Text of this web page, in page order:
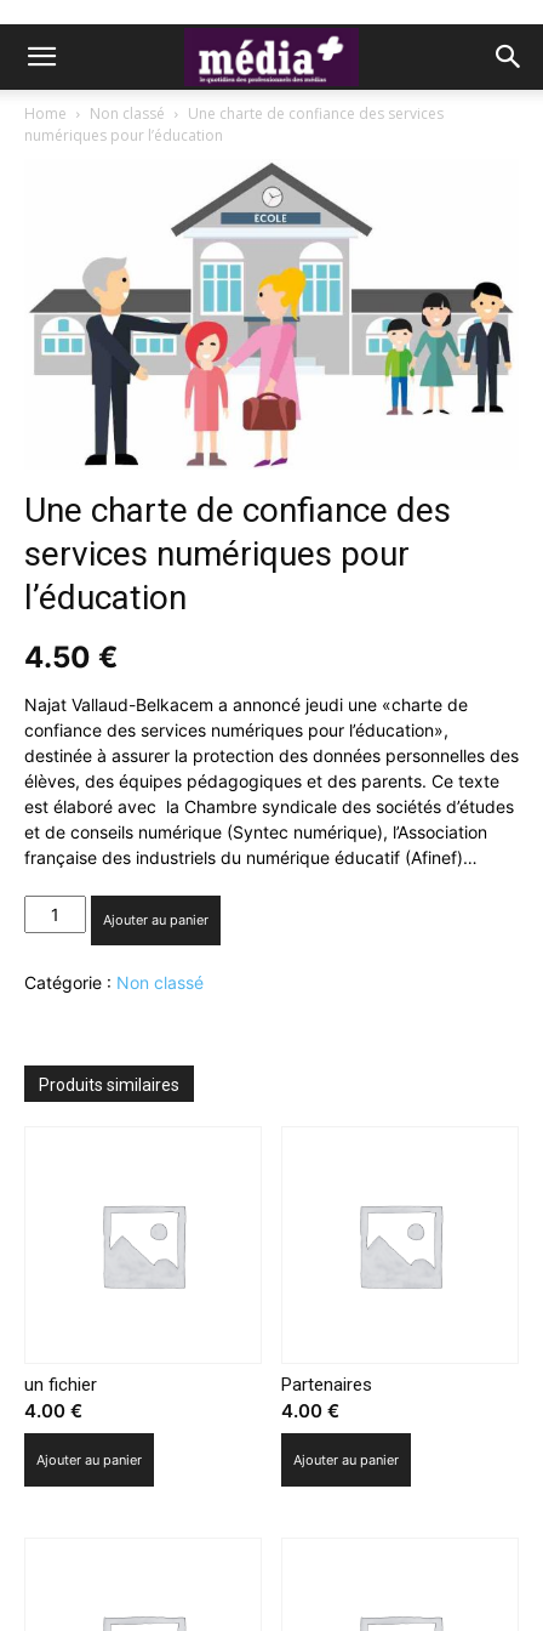
Home Non classé
Une charte de confiance des services
numériques pour l’éducation
Une charte de confiance des
services numériques pour
l’éducation
4.50 €
Najat Vallaud-Belkacem a annoncé jeudi une «charte de
confiance des services numériques pour l’éducation»,
destinée à assurer la protection des données personnelles des
élèves, des équipes pédagogiques et des parents. Ce texte
est élaboré avec la Chambre syndicale des sociétés d’études
et de conseils numérique (Syntec numérique), l’Association
française des industriels du numérique éducatif (Afinef)…
quantité
de
charte
services
Ajouter au panier
Catégorie : Non classé
Produits similaires
un fichier
4.00 €
Ajouter au panier
Partenaires
4.00€
Ajouter au panier